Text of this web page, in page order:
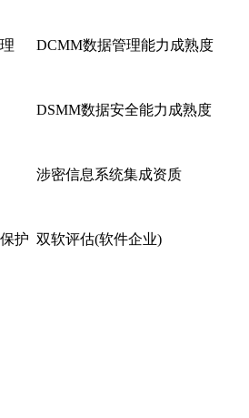
护
DCMM数据管理能力成熟度
DSMM数据安全能力成熟度
涉密信息系统集成资质
双软评估(软件企业)